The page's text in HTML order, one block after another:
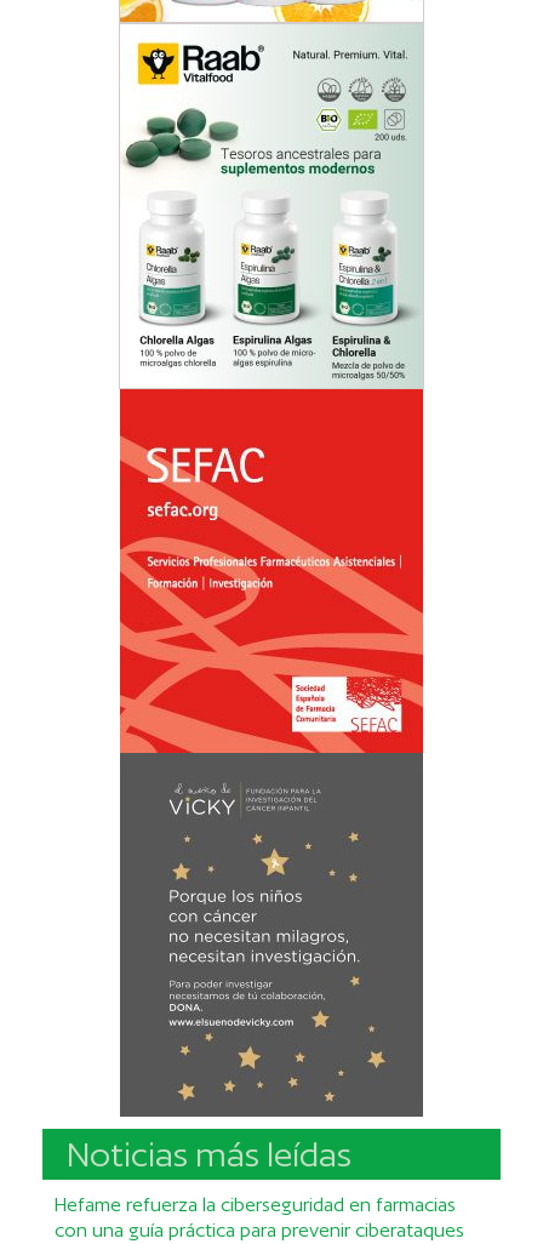
Noticias más leídas
Hefame refuerza la ciberseguridad en farmacias
con una guía práctica para prevenir ciberataques